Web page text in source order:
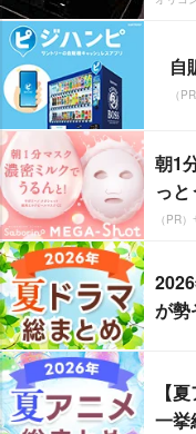
自
（
朝1
っ
（PR
が勢
【
一挙